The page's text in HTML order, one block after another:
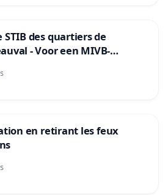
des quartiers de
- Voor een MIVB-
Strombeek en Het
en retirant les feux